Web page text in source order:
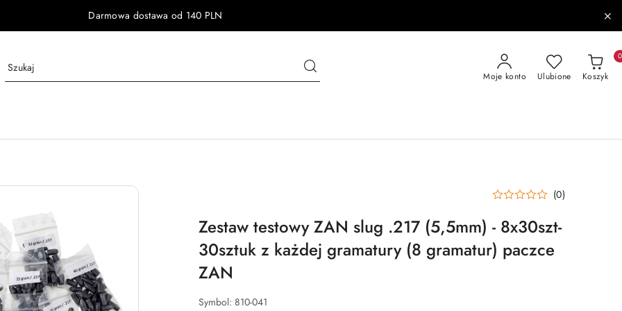
Darmowa dostawa od 140 PLN
Moje konto Ulubione Koszyk
0
(0)
Zestaw testowy ZAN slug .217 (5,5mm) - 8x30szt-
30sztuk z każdej gramatury (8 gramatur) paczce
ZAN
Symbol: 810-041